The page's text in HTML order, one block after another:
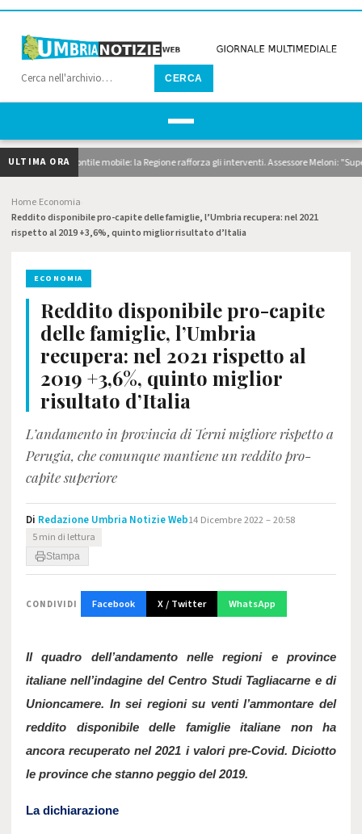
CERCA
ULTIMA ORA
e pontile mobile: la Regione rafforza gli interventi. Assessore Meloni:
Home Economia
Reddito disponibile pro-capite delle famiglie, l’Umbria recupera: nel 2021
rispetto al 2019 +3,6%, quinto miglior risultato d’Italia
ECONOMIA
Reddito disponibile pro-capite
delle famiglie, l’Umbria
recupera: nel 2021 rispetto al
2019 +3,6%, quinto miglior
risultato d’Italia
L’andamento in provincia di Terni migliore rispetto a
Perugia, che comunque mantiene un reddito pro-
capite superiore
Di Redazione Umbria Notizie Web14 Dicembre 2022 – 20:58
5 min di lettura
Stampa
CONDIVIDI Facebook X / Twitter WhatsApp
Il quadro dell’andamento nelle regioni e province
italiane nell’indagine del Centro Studi Tagliacarne e di
Unioncamere. In sei regioni su venti l’ammontare del
reddito disponibile delle famiglie italiane non ha
ancora recuperato nel 2021 i valori pre-Covid. Diciotto
le province che stanno peggio del 2019.
La dichiarazione